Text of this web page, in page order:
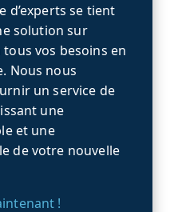
d’experts se tient
solution sur
vos besoins en
Nous nous
un service de
une
et une
de votre nouvelle
!